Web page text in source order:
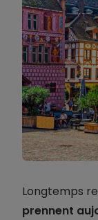
Longtemps
prennent